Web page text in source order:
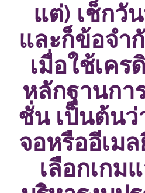
แต่) เช็กวั
และก็ข้อจำ
เมื่อใช้เคร
หลักฐานกา
ชั่น เป็นต้น
จอหรืออีเม
เลือกเกม